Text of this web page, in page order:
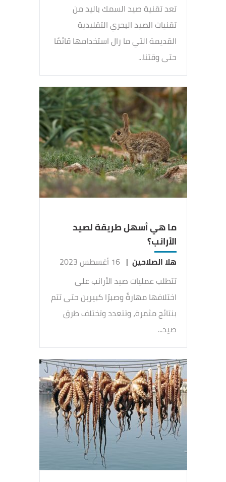
تعد تقنية صيد السمك باليد من
تقنيات الصيد البحري التقليدية
القديمة التي ما زال استخدامها قائمًا
حتى وقتنا...
ما هي أسهل طريقة لصيد
الأرانب؟
هلا الصلاحين | 16 أغسطس 2023
تتطلب عمليات صيد الأرانب على
اختلافها مهارةً وصبرًا كبيرين حتى تتم
بنتائج مثمرة، وتتعدد وتختلف طرق
صيد...